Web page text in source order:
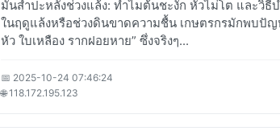
มันสำปะหลังช่วงแล้ง: ทำไมต้นชะงัก หัวไม่โต และวิธี
ในฤดูแล้งหรือช่วงดินขาดความชื้น เกษตรกรมักพบปัญ
หัว ใบเหลือง รากฝอยหาย” ซึ่งจริงๆ...
📅 2025-10-24 07:46:24
🌐 118.172.195.123